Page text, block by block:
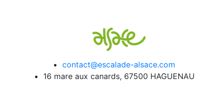
contact@escalade-alsace.com
16 mare aux canards, 67500 HAGUENAU